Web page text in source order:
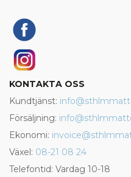
KONTAKTA OSS
Kundtjänst:
Försäljning:
Ekonomi:
Växel: 08-21 08 24
Telefontid: Vardag 10-18